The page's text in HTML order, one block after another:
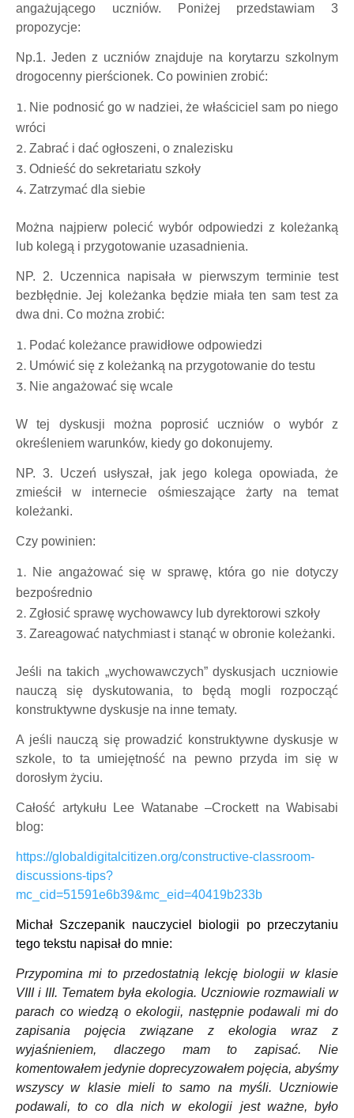
angażującego uczniów. Poniżej przedstawiam 3
propozycje:
Np.1. Jeden z uczniów znajduje na korytarzu szkolnym
drogocenny pierścionek. Co powinien zrobić:
Nie podnosić go w nadziei, że właściciel sam po niego
wróci
Zabrać i dać ogłoszeni, o znalezisku
Odnieść do sekretariatu szkoły
Zatrzymać dla siebie
Można najpierw polecić wybór odpowiedzi z koleżanką
lub kolegą i przygotowanie uzasadnienia.
NP. 2. Uczennica napisała w pierwszym terminie test
bezbłędnie. Jej koleżanka będzie miała ten sam test za
dwa dni. Co można zrobić:
Podać koleżance prawidłowe odpowiedzi
Umówić się z koleżanką na przygotowanie do testu
Nie angażować się wcale
W tej dyskusji można poprosić uczniów o wybór z
określeniem warunków, kiedy go dokonujemy.
NP. 3. Uczeń usłyszał, jak jego kolega opowiada, że
zmieścił w internecie ośmieszające żarty na temat
koleżanki.
Czy powinien:
Nie angażować się w sprawę, która go nie dotyczy
bezpośrednio
Zgłosić sprawę wychowawcy lub dyrektorowi szkoły
Zareagować natychmiast i stanąć w obronie koleżanki.
Jeśli na takich „wychowawczych” dyskusjach uczniowie
nauczą się dyskutowania, to będą mogli rozpocząć
konstruktywne dyskusje na inne tematy.
A jeśli nauczą się prowadzić konstruktywne dyskusje w
szkole, to ta umiejętność na pewno przyda im się w
dorosłym życiu.
Całość artykułu Lee Watanabe –Crockett na Wabisabi
blog:
https://globaldigitalcitizen.org/constructive-classroom-
discussions-tips?
mc_cid=51591e6b39&mc_eid=40419b233b
Michał Szczepanik nauczyciel biologii po przeczytaniu
tego tekstu napisał do mnie:
Przypomina mi to przedostatnią lekcję biologii w klasie
VIII i III. Tematem była ekologia. Uczniowie rozmawiali w
parach co wiedzą o ekologii, następnie podawali mi do
zapisania pojęcia związane z ekologia wraz z
wyjaśnieniem, dlaczego mam to zapisać. Nie
komentowałem jedynie doprecyzowałem pojęcia, abyśmy
wszyscy w klasie mieli to samo na myśli. Uczniowie
podawali, to co dla nich w ekologii jest ważne, było